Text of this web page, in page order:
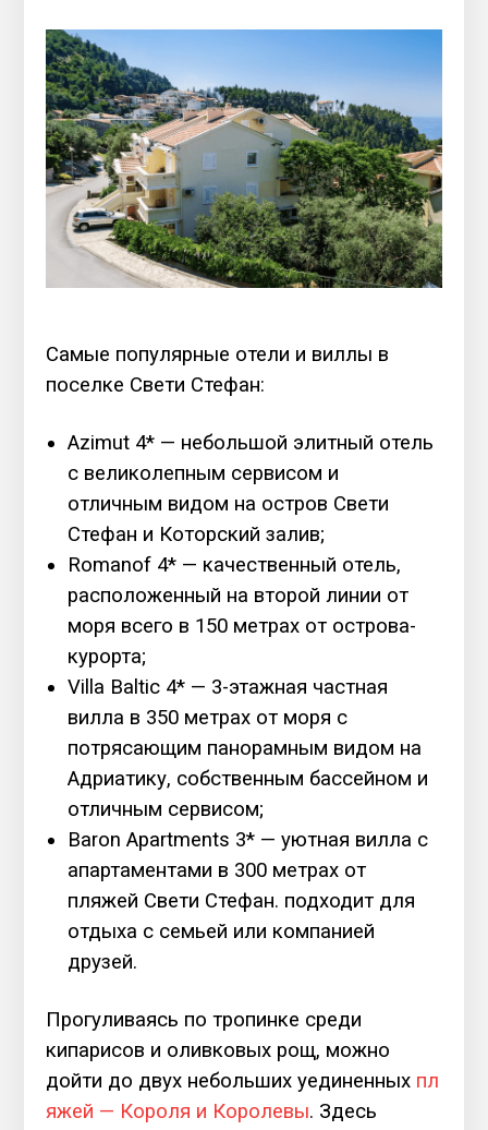
Самые популярные отели и виллы в
поселке Свети Стефан:
Azimut 4* — небольшой элитный отель
с великолепным сервисом и
отличным видом на остров Свети
Стефан и Которский залив;
Romanof 4* — качественный отель,
расположенный на второй линии от
моря всего в 150 метрах от острова-
курорта;
Villa Baltic 4* — 3-этажная частная
вилла в 350 метрах от моря с
потрясающим панорамным видом на
Адриатику, собственным бассейном и
отличным сервисом;
Baron Apartments 3* — уютная вилла с
апартаментами в 300 метрах от
пляжей Свети Стефан. подходит для
отдыха с семьей или компанией
друзей.
Прогуливаясь по тропинке среди
кипарисов и оливковых рощ, можно
дойти до двух небольших уединенных пл
яжей — Короля и Королевы. Здесь